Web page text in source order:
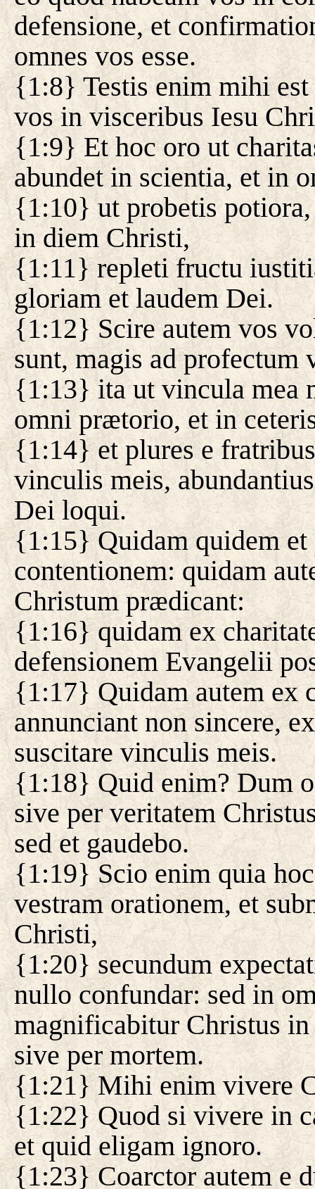
defensione, et
omnes vos esse.
{1:8} Testis enim mihi est
vos in visceribus Iesu
{1:9} Et hoc oro ut
abundet in scientia, et in
{1:10} ut probetis
in diem Christi,
{1:11} repleti fructu
gloriam et laudem Dei.
{1:12} Scire autem vos
sunt, magis ad profectum
{1:13} ita ut vincula mea
omni prætorio, et in
{1:14} et plures e
vinculis meis,
Dei loqui.
{1:15} Quidam quidem
contentionem: quidam
Christum prædicant:
{1:16} quidam ex
defensionem Evangelii
{1:17} Quidam autem ex
annunciant non sincere,
suscitare vinculis meis.
{1:18} Quid enim? Dum
sive per veritatem
sed et gaudebo.
{1:19} Scio enim quia
vestram orationem, et
Christi,
{1:20} secundum
nullo confundar: sed in
magnificabitur Christus
sive per mortem.
{1:21} Mihi enim vivere
{1:22} Quod si vivere in
et quid eligam ignoro.
{1:23} Coarctor autem e